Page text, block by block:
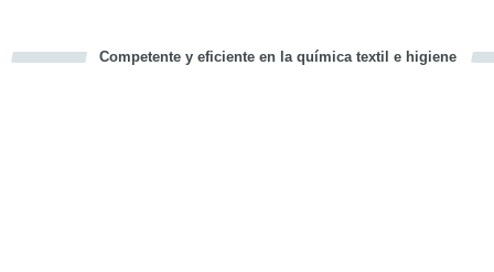
Competente y eficiente en la química textil e higiene